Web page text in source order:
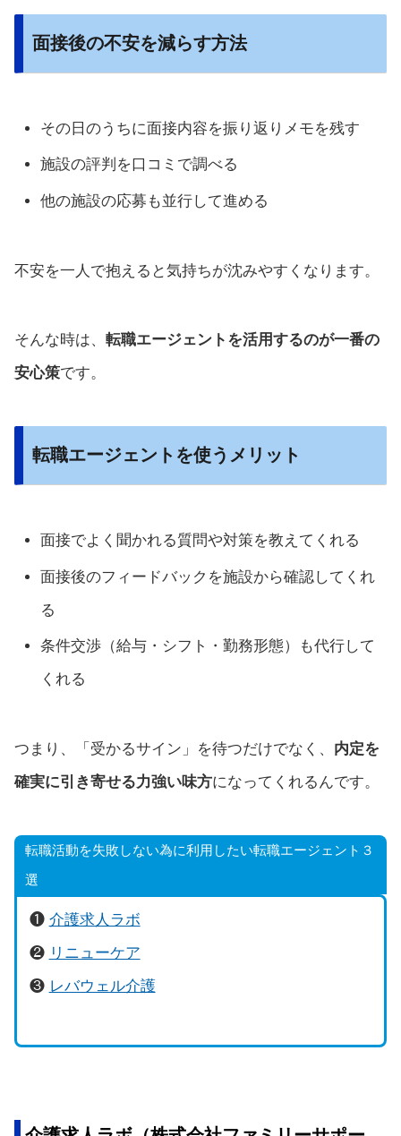
面接後の不安を減らす方法
その日のうちに面接内容を振り返りメモを残す
施設の評判を口コミで調べる
他の施設の応募も並行して進める
不安を一人で抱えると気持ちが沈みやすくなります。
そんな時は、 転職エージェントを活用するのが一番の
安心策です。
転職エージェントを使うメリット
面接でよく聞かれる質問や対策を教えてくれる
面接後のフィードバックを施設から確認してくれ
る
条件交渉（給与・シフト・勤務形態）も代行して
くれる
つまり、「受かるサイン」を待つだけでなく、 内定を
確実に引き寄せる力強い味方になってくれるんです。
転職活動を失敗しない為に利用したい転職エージェント３
選
❶ 介護求人ラボ
❷ リニューケア
❸ レバウェル介護